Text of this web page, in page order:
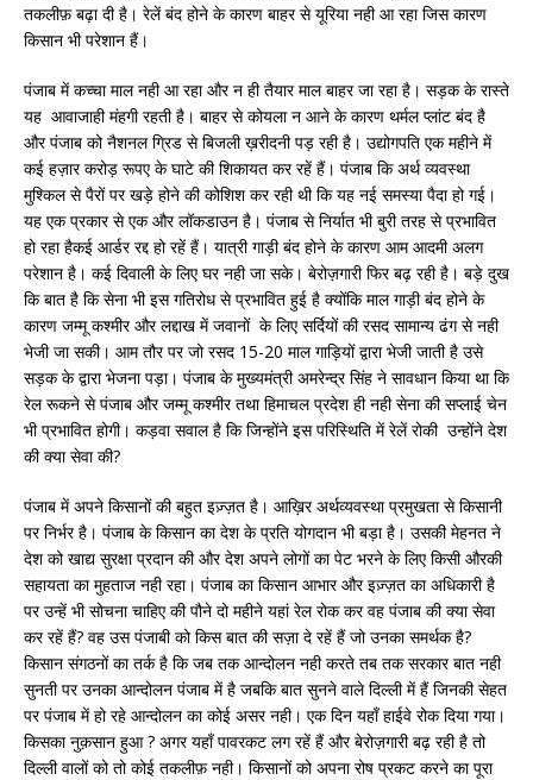
तकलीफ़ बढ़ा दी है। रेलें बंद होने के कारण बाहर से यूरिया नही आ रहा जिस कारण
किसान भी परेशान हैं।
पंजाब में कच्चा माल नही आ रहा और न ही तैयार माल बाहर जा रहा है। सड़क के रास्ते
यह आवाजाही मंहगी रहती है। बाहर से कोयला न आने के कारण थर्मल प्लांट बंद है
और पंजाब को नैशनल ग्रिड से बिजली ख़रीदनी पड़ रही है। उद्योगपति एक महीने में
कई हज़ार करोड़ रूपए के घाटे की शिकायत कर रहें हैं। पंजाब कि अर्थ व्यवस्था
मुश्किल से पैरों पर खड़े होने की कोशिश कर रही थी कि यह नई समस्या पैदा हो गई।
यह एक प्रकार से एक और लॉकडाउन है। पंजाब से निर्यात भी बुरी तरह से प्रभावित
हो रहा हैकई आर्डर रद्द हो रहें हैं। यात्री गाड़ी बंद होने के कारण आम आदमी अलग
परेशान है। कई दिवाली के लिए घर नही जा सके। बेरोज़गारी फिर बढ़ रही है। बड़े दुख
कि बात है कि सेना भी इस गतिरोध से प्रभावित हुई है क्योंकि माल गाड़ी बंद होने के
कारण जम्मू कश्मीर और लद्दाख में जवानों के लिए सर्दियों की रसद सामान्य ढंग से नही
भेजी जा सकी। आम तौर पर जो रसद 15-20 माल गाड़ियों द्वारा भेजी जाती है उसे
सड़क के द्वारा भेजना पड़ा। पंजाब के मुख्यमंत्री अमरेन्द्र सिंह ने सावधान किया था कि
रेल रूकने से पंजाब और जम्मू कश्मीर तथा हिमाचल प्रदेश ही नही सेना की सप्लाई चेन
भी प्रभावित होगी। कड़वा सवाल है कि जिन्होंने इस परिस्थिति में रेलें रोकी उन्होंने देश
की क्या सेवा की?
पंजाब में अपने किसानों की बहुत इज़्ज़त है। आख़िर अर्थव्यवस्था प्रमुखता से किसानी
पर निर्भर है। पंजाब के किसान का देश के प्रति योगदान भी बड़ा है। उसकी मेहनत ने
देश को खाद्य सुरक्षा प्रदान की और देश अपने लोगों का पेट भरने के लिए किसी औरकी
सहायता का मुहताज नही रहा। पंजाब का किसान आभार और इज़्ज़त का अधिकारी है
पर उन्हें भी सोचना चाहिए की पौने दो महीने यहां रेल रोक कर वह पंजाब की क्या सेवा
कर रहें हैं? वह उस पंजाबी को किस बात की सज़ा दे रहें हैं जो उनका समर्थक है?
किसान संगठनों का तर्क है कि जब तक आन्दोलन नही करते तब तक सरकार बात नही
सुनती पर उनका आन्दोलन पंजाब में है जबकि बात सुनने वाले दिल्ली में हैं जिनकी सेहत
पर पंजाब में हो रहे आन्दोलन का कोई असर नही। एक दिन यहाँ हाईवे रोक दिया गया।
किसका नुक़सान हुआ ? अगर यहाँ पावरकट लग रहें हैं और बेरोज़गारी बढ़ रही है तो
दिल्ली वालों को तो कोई तकलीफ़ नही। किसानों को अपना रोष प्रकट करने का पूरा